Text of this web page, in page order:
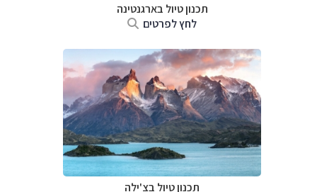
תכנון טיול בארגנטינה
לחץ לפרטים
תכנון טיול בצ'ילה